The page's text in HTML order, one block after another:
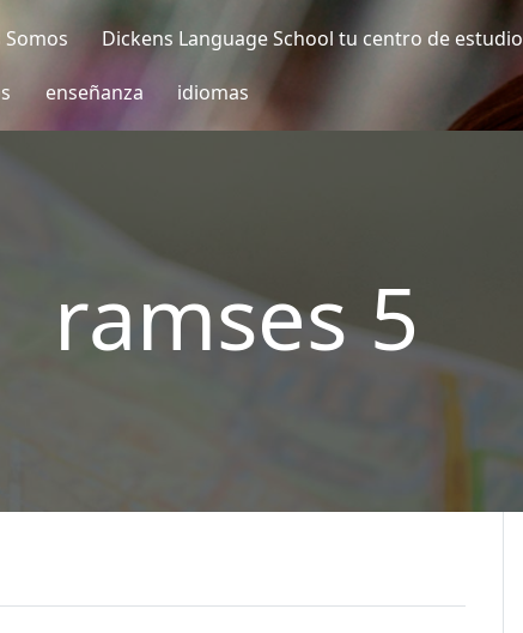
Somos Dickens Language School tu centro de
enseñanza idiomas
ramses 5